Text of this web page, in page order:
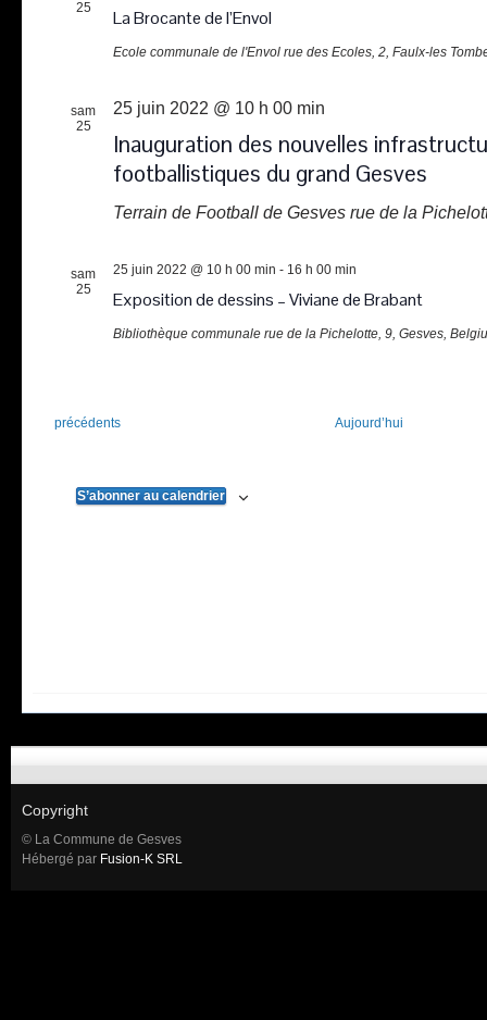
25
La Brocante de l’Envol
Ecole communale de l'Envol rue des Ecoles, 2, Faulx-les
sam
25
Inauguration des nouvelles
footballistiques du grand Gesves
25 juin 2022 @ 10 h 00 min
Terrain de Football de Gesves rue de la
sam
25
Exposition de dessins – Viviane de Brabant
25 juin 2022 @ 10 h 00 min - 16 h 00 min
Bibliothèque communale rue de la Pichelotte, 9, Gesves,
Évènements
précédents Aujourd’hui
S’abonner au calendrier
Copyright
© La Commune de Gesves
Hébergé par Fusion-K SRL